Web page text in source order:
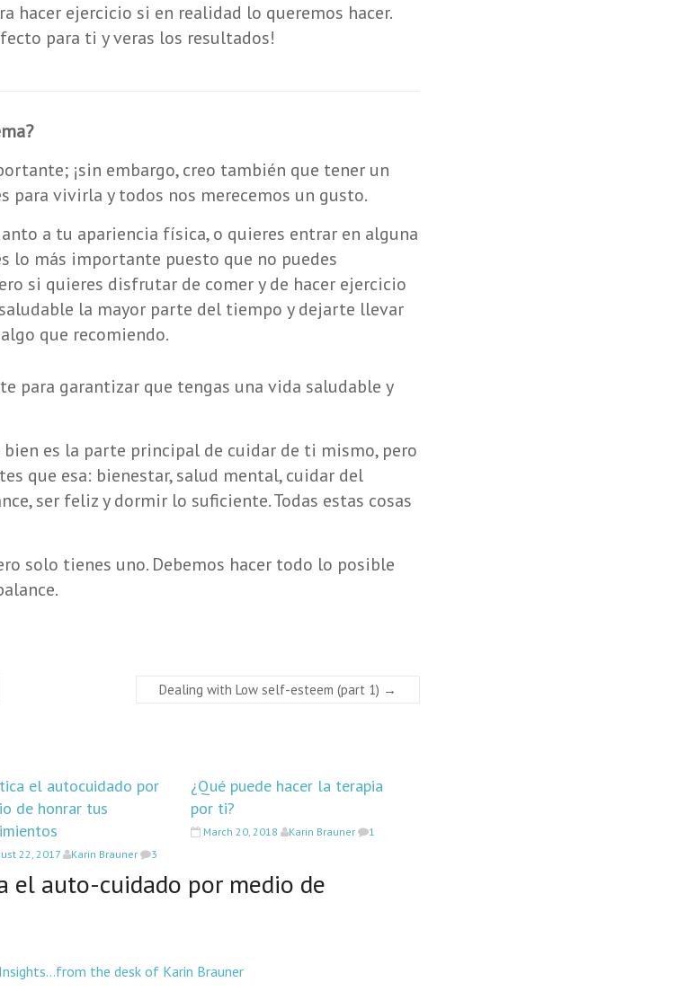
hacer ejercicio si en realidad lo queremos hacer.
para ti y veras los resultados!
¡sin embargo, creo también que tener un
para vivirla y todos nos merecemos un gusto.
a tu apariencia física, o quieres entrar en alguna
lo más importante puesto que no puedes
si quieres disfrutar de comer y de hacer ejercicio
la mayor parte del tiempo y dejarte llevar
que recomiendo.
para garantizar que tengas una vida saludable y
es la parte principal de cuidar de ti mismo, pero
que esa: bienestar, salud mental, cuidar del
ser feliz y dormir lo suficiente. Todas estas cosas
solo tienes uno. Debemos hacer todo lo posible
Dealing with Low self-esteem (part 1) →
el autocuidado por
de honrar tus
22, 2017 Karin Brauner 3
¿Qué puede hacer la terapia
por ti?
March 20, 2018 Karin Brauner 1
el auto-cuidado por medio de
the desk of Karin Brauner